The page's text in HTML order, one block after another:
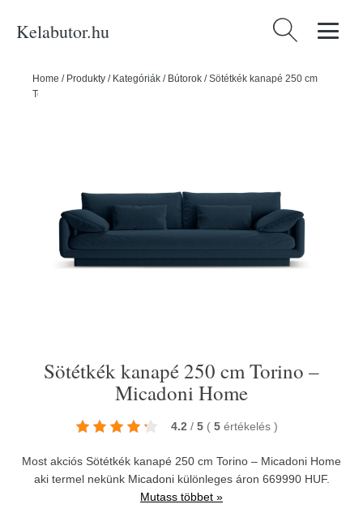
Kelabutor.hu Keresés:
Home / Produkty / Kategóriák / Bútorok /Sötétkék kanapé 250 cm
Torino – Micadoni Home
Sötétkék kanapé 250 cm Torino –
Micadoni Home
4.2 / 5 ( 5 értékelés )
Most akciós Sötétkék kanapé 250 cm Torino – Micadoni Home
aki termel nekünk Micadonikülönleges áron 669990 HUF.
Mutass többet »